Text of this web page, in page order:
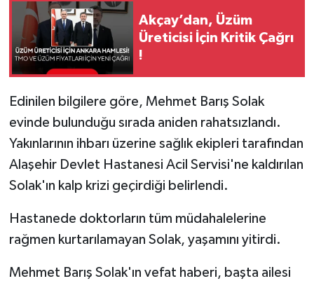
Akçay’dan, Üzüm
Üreticisi İçin Kritik Çağrı
!
Edinilen bilgilere göre, Mehmet Barış Solak
evinde bulunduğu sırada aniden rahatsızlandı.
Yakınlarının ihbarı üzerine sağlık ekipleri tarafından
Alaşehir Devlet Hastanesi Acil Servisi'ne kaldırılan
Solak'ın kalp krizi geçirdiği belirlendi.
Hastanede doktorların tüm müdahalelerine
rağmen kurtarılamayan Solak, yaşamını yitirdi.
Mehmet Barış Solak'ın vefat haberi, başta ailesi